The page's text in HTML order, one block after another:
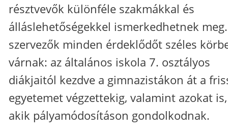
résztvevők különféle szakmákkal és
álláslehetőségekkel ismerkedhetnek
szervezők minden érdeklődőt széles
várnak: az általános iskola 7. osztályos
diákjaitól kezdve a gimnazistákon át a
egyetemet végzettekig, valamint azokat is,
akik pályamódosításon gondolkodnak.